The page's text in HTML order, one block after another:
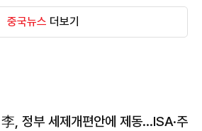
중국뉴스 더보기
李, 정부 세제개편안에 제동…ISA·주